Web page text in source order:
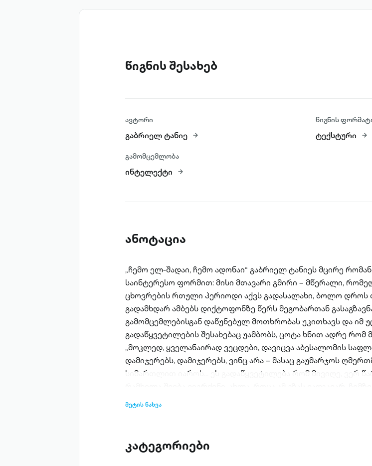
წიგნის შესახებ
ავტორი
გაბრიელ ტანიე
გამომცემლობა
ინტელექტი
წიგნის
ტექსტური
ანოტაცია
„ჩემო ელ-შადაი, ჩემო ადონაი“ გაბრიელ ტანიეს მცირე
საინტერესო ფორმით: მისი მთავარი გმირი – მწერალი,
ცხოვრების რთული პერიოდი აქვს გადასალახი, ბოლო დროს
გადამხდარ ამბებს დიქტოფონზე წერს მეგობართან
გამომცემლებისგან დაწუნებულ მოთხრობას უკითხავს და იმ
გადაწყვეტილების შესახებაც უამბობს, ცოტა ხნით ადრე რომ
„მოკლედ, ყველანაირად ვეცდები, დავიცვა აბესალომის
დამიჯერებს, დამიჯერებს, ვინც არა – მასაც გაუმარჯოს
სიმართლით იაროს... ეს გადაწყვეტილება რომ მივიღე, ვერ
დედამიწის ზურგზე ადამიანი არ მეგულება“. – უყვება
დაცვის სურვილი? რატომ ებრალება ამბოხებული, მამის
ამხედრებული შვილი? მკითხველის თვალწინ, რომელიც ამ
მეტის ნახვა
კატეგორიები